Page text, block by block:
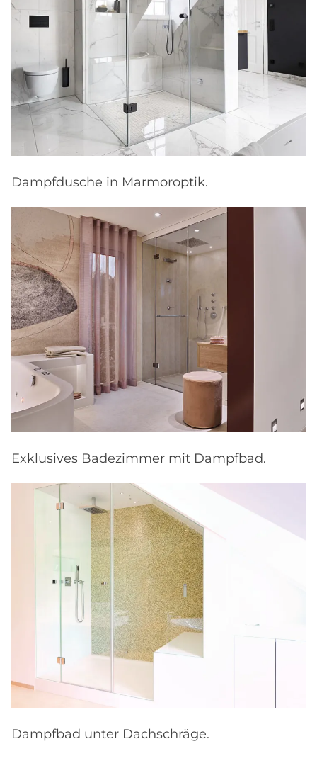
Dampfdusche in Marmoroptik.
Exklusives Badezimmer mit Dampfbad.
Dampfbad unter Dachschräge.